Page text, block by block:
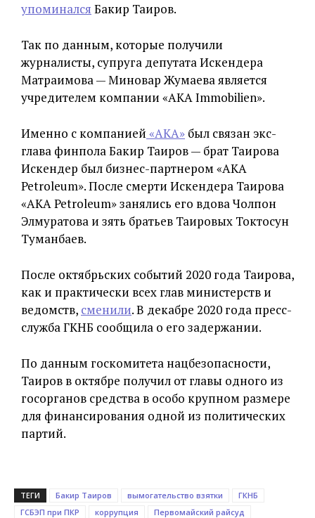
упоминался Бакир Таиров.
Так по данным, которые получили
журналисты, супруга депутата Искендера
Матраимова — Миновар Жумаева является
учредителем компании «AKA Immobilien».
Именно с компанией «АКА» был связан экс-
глава финпола Бакир Таиров — брат Таирова
Искендер был бизнес-партнером «AKA
Petroleum». После смерти Искендера Таирова
«AKA Petroleum» занялись его вдова Чолпон
Элмуратова и зять братьев Таировых Токтосун
Туманбаев.
После октябрьских событий 2020 года Таирова,
как и практически всех глав министерств и
ведомств, сменили. В декабре 2020 года пресс-
служба ГКНБ сообщила о его задержании.
По данным госкомитета нацбезопасности,
Таиров в октябре получил от главы одного из
госорганов средства в особо крупном размере
для финансирования одной из политических
партий.
ТЕГИ Бакир Таиров вымогательство взятки
ГКНБ
ГСБЭП при ПКР
коррупция
Первомайский райсуд